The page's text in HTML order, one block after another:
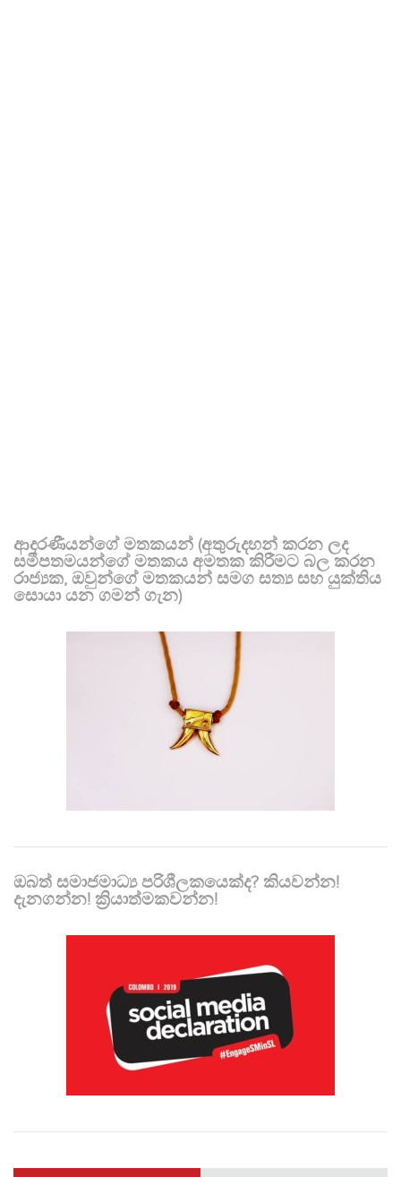
ආදරණීයන්ගේ මතකයන් (අතුරුදහන් කරන ලද
සමීපතමයන්ගේ මතකය අමතක කිරීමට බල කරන
රාජ්‍යක, ඔවුන්ගේ මතකයන් සමග සත්‍ය සහ යුක්තිය
සොයා යන ගමන් ගැන)
ඔබත් සමාජමාධ්‍ය පරිශීලකයෙක්ද? කියවන්න!
දැනගන්න! ක්‍රියාත්මකවන්න!